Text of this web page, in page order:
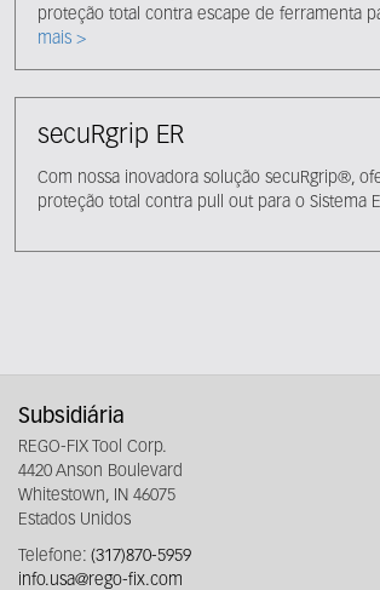
proteção total contra escape de ferramenta
mais >
secuRgrip ER
Com nossa inovadora solução secuRgrip®,
proteção total contra pull out para o Sistema
Subsidiária
REGO-FIX Tool Corp.
4420 Anson Boulevard
Whitestown, IN 46075
Estados Unidos
Telefone: (317)870-5959
info.usa@rego-fix.com